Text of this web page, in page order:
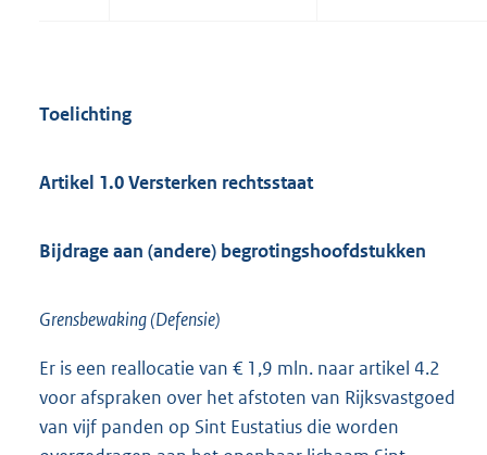
Toelichting
Artikel 1.0 Versterken rechtsstaat
Bijdrage aan (andere) begrotingshoofdstukken
Grensbewaking (Defensie)
Er is een reallocatie van € 1,9 mln. naar artikel 4.2
voor afspraken over het afstoten van Rijksvastgoed
van vijf panden op Sint Eustatius die worden